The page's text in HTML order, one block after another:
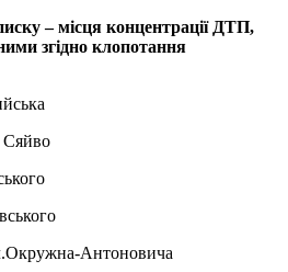
– місця концентрації ДТП,
згідно клопотання
Сяйво
Антоновича